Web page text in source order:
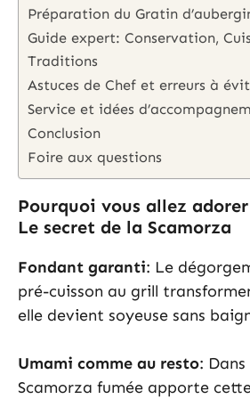
Préparation du Gratin
Guide expert: Conservation,
Traditions
Astuces de Chef et erreurs à
Service et idées
Conclusion
Foire aux questions
Pourquoi vous allez
Le secret de la Scamorza
Fondant garanti: Le
pré-cuisson au grill
elle devient soyeuse sans
Umami comme au resto:
Scamorza fumée apporte